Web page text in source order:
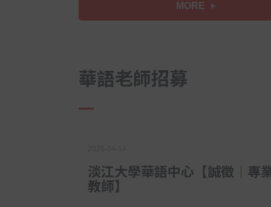
MORE
華語老師招募
淡江大學華語中心【誠徵｜專
教師】